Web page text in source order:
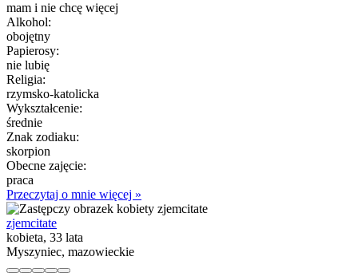
mam i nie chcę więcej
Alkohol:
obojętny
Papierosy:
nie lubię
Religia:
rzymsko-katolicka
Wykształcenie:
średnie
Znak zodiaku:
skorpion
Obecne zajęcie:
praca
Przeczytaj o mnie więcej »
zjemcitate
kobieta, 33 lata
Myszyniec, mazowieckie